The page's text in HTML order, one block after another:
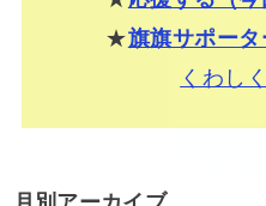
★旗旗サポータ
くわし